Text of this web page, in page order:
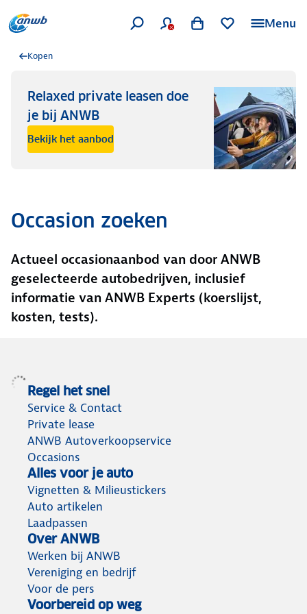
Menu
Kopen
Relaxed private leasen doe
je bij ANWB
Bekijk het aanbod
Occasion zoeken
Actueel occasionaanbod van door ANWB
geselecteerde autobedrijven, inclusief
informatie van ANWB Experts (koerslijst,
kosten, tests).
Regel het snel
Service & Contact
Private lease
ANWB Autoverkoopservice
Occasions
Alles voor je auto
Vignetten & Milieustickers
Auto artikelen
Laadpassen
Over ANWB
Werken bij ANWB
Vereniging en bedrijf
Voor de pers
Voorbereid op weg